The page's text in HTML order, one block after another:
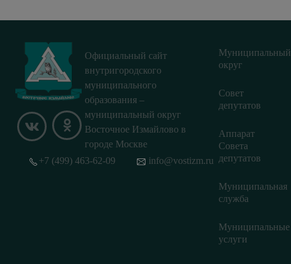
Официальный сайт
внутригородского
муниципального
образования –
муниципальный округ
Восточное Измайлово в
городе Москве
Муниципальный
округ
Совет
депутатов
Аппарат
Совета
депутатов
Муниципальная
служба
Муниципальные
услуги
+7 (499) 463-62-09 info@vostizm.ru